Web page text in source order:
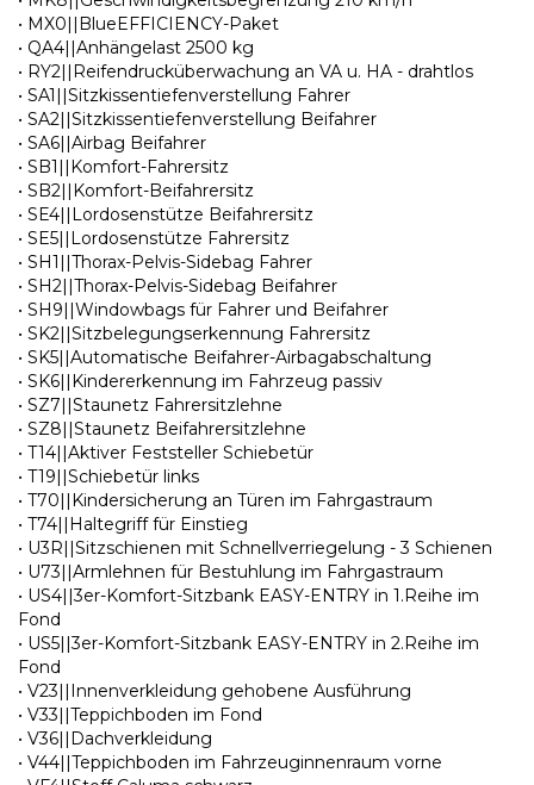
• MX0||BlueEFFICIENCY-Paket
• QA4||Anhängelast 2500 kg
• RY2||Reifendrucküberwachung an VA u. HA - drahtlos
• SA1||Sitzkissentiefenverstellung Fahrer
• SA2||Sitzkissentiefenverstellung Beifahrer
• SA6||Airbag Beifahrer
• SB1||Komfort-Fahrersitz
• SB2||Komfort-Beifahrersitz
• SE4||Lordosenstütze Beifahrersitz
• SE5||Lordosenstütze Fahrersitz
• SH1||Thorax-Pelvis-Sidebag Fahrer
• SH2||Thorax-Pelvis-Sidebag Beifahrer
• SH9||Windowbags für Fahrer und Beifahrer
• SK2||Sitzbelegungserkennung Fahrersitz
• SK5||Automatische Beifahrer-Airbagabschaltung
• SK6||Kindererkennung im Fahrzeug passiv
• SZ7||Staunetz Fahrersitzlehne
• SZ8||Staunetz Beifahrersitzlehne
• T14||Aktiver Feststeller Schiebetür
• T19||Schiebetür links
• T70||Kindersicherung an Türen im Fahrgastraum
• T74||Haltegriff für Einstieg
• U3R||Sitzschienen mit Schnellverriegelung - 3 Schienen
• U73||Armlehnen für Bestuhlung im Fahrgastraum
• US4||3er-Komfort-Sitzbank EASY-ENTRY in 1.Reihe im
Fond
• US5||3er-Komfort-Sitzbank EASY-ENTRY in 2.Reihe im
Fond
• V23||Innenverkleidung gehobene Ausführung
• V33||Teppichboden im Fond
• V36||Dachverkleidung
• V44||Teppichboden im Fahrzeuginnenraum vorne